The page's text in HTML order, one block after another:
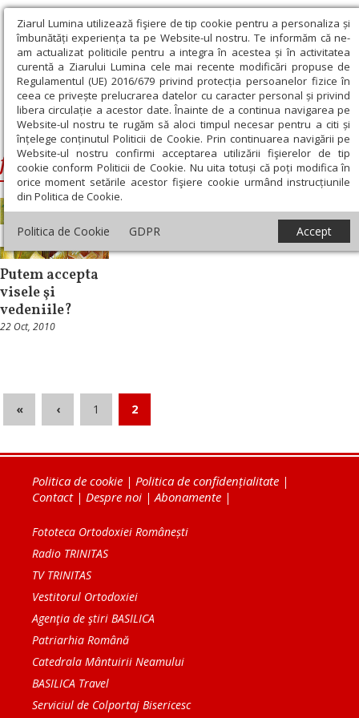
Ziarul Lumina utilizează fişiere de tip cookie pentru a personaliza și
îmbunătăți experiența ta pe Website-ul nostru. Te informăm că ne-
am actualizat politicile pentru a integra în acestea și în activitatea
curentă a Ziarului Lumina cele mai recente modificări propuse de
Regulamentul (UE) 2016/679 privind protecția persoanelor fizice în
ceea ce privește prelucrarea datelor cu caracter personal și privind
libera circulație a acestor date. Înainte de a continua navigarea pe
Website-ul nostru te rugăm să aloci timpul necesar pentru a citi și
înțelege conținutul Politicii de Cookie. Prin continuarea navigării pe
Website-ul nostru confirmi acceptarea utilizării fişierelor de tip
cookie conform Politicii de Cookie. Nu uita totuși că poți modifica în
orice moment setările acestor fişiere cookie urmând instrucțiunile
din Politica de Cookie.
Politica de Cookie GDPR Accept
Ziarul Lumina › filocalie
filocalie
Patristica
Putem accepta
visele şi
vedeniile?
22 Oct, 2010
« ‹ 1 2
Politica de cookie | Politica de confidențialitate |
Contact| Despre noi |Abonamente |
Fototeca Ortodoxiei Românești
Radio TRINITAS
TV TRINITAS
Vestitorul Ortodoxiei
Agenţia de ştiri BASILICA
Patriarhia Română
Catedrala Mântuirii Neamului
BASILICA Travel
Serviciul de Colportaj Bisericesc